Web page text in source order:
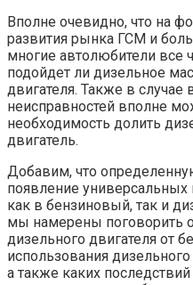
Вполне очевидно, что на
развития рынка ГСМ и
многие автолюбители все
подойдет ли дизельное
двигателя. Также в
неисправностей вполне
необходимость долить
двигатель.
Добавим, что
появление
как в бензиновый, так и
мы намерены поговорить
дизельного двигателя от
использования
а также каких